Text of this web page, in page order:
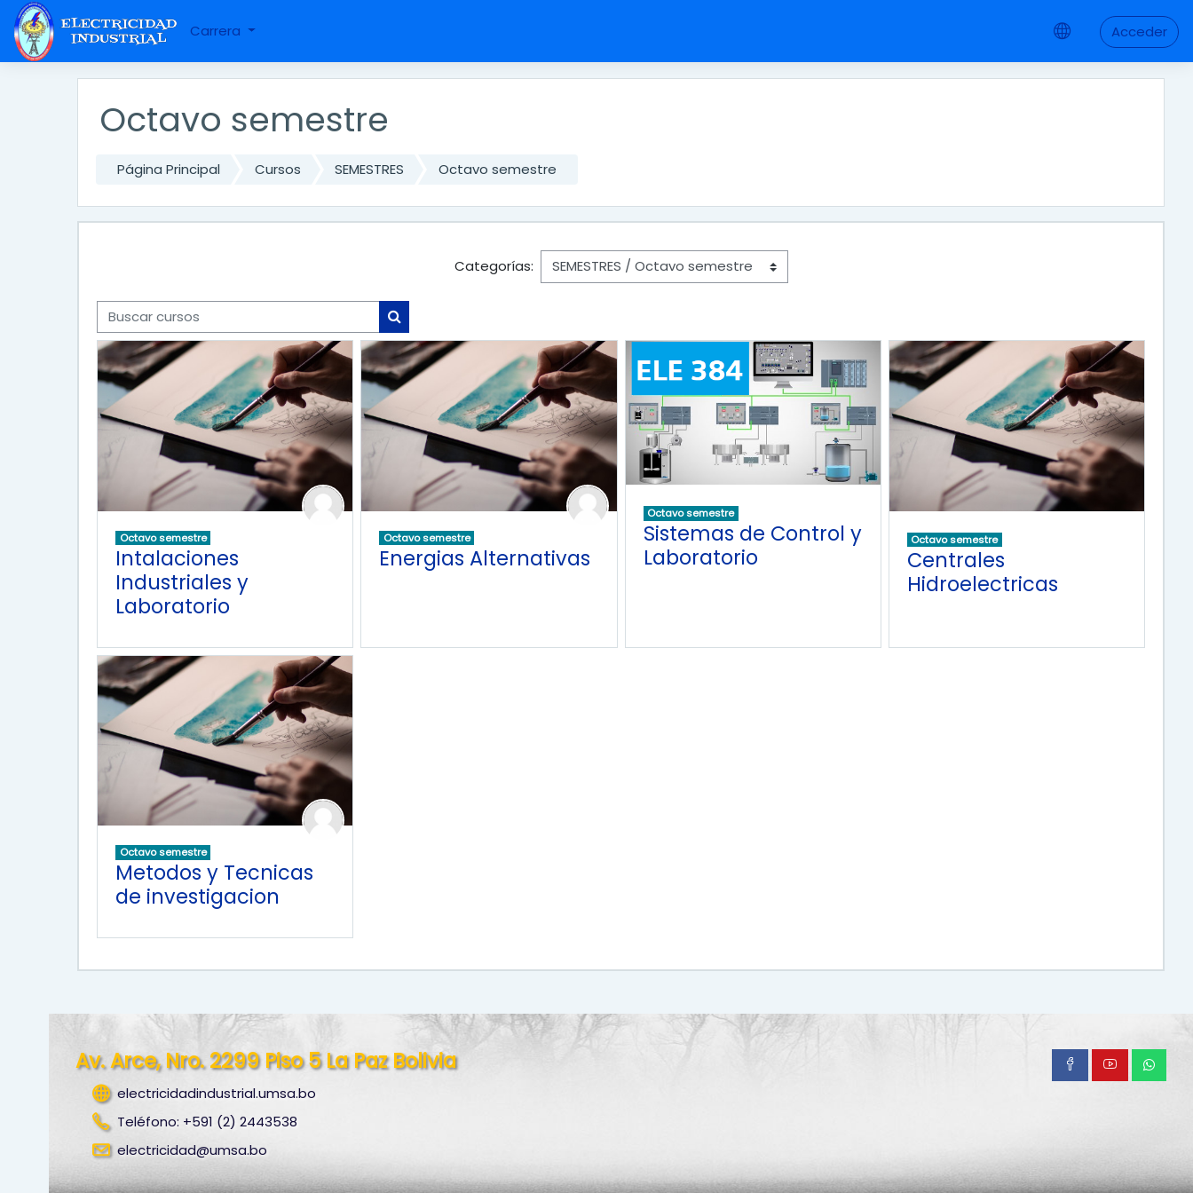
Carrera Acceder
Saltar a contenido principal
Octavo semestre
Página Principal Cursos SEMESTRES Octavo semestre
Categorías:
Buscar cursos
Buscar cursos
Octavo semestre
Intalaciones
Industriales y
Laboratorio
Octavo semestre
Energias Alternativas
Octavo semestre
Sistemas de Control y
Laboratorio
Octavo semestre
Centrales
Hidroelectricas
Octavo semestre
Metodos y Tecnicas
de investigacion
Av. Arce, Nro. 2299 Piso 5 La Paz Bolivia
electricidadindustrial.umsa.bo
Teléfono: +591 (2) 2443538
electricidad@umsa.bo